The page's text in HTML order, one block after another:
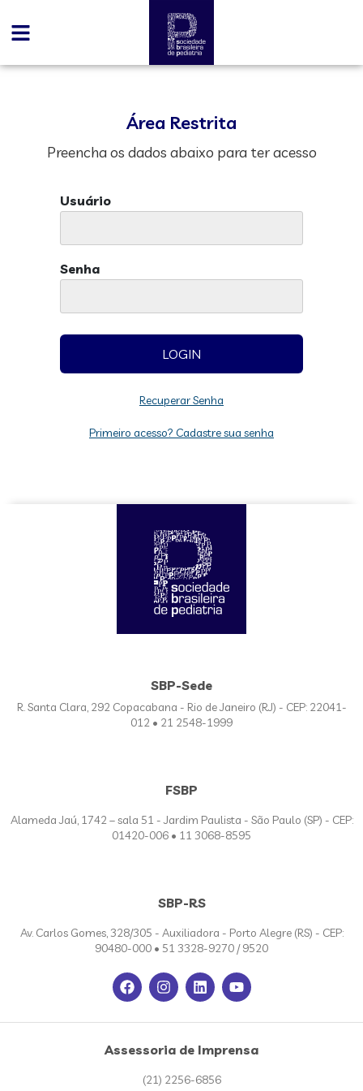
Área Restrita
Preencha os dados abaixo para ter acesso
Usuário
Senha
Recuperar Senha
Primeiro acesso? Cadastre sua senha
SBP-Sede
R. Santa Clara, 292 Copacabana - Rio de Janeiro (RJ) - CEP: 22041-
012 • 21 2548-1999
FSBP
Alameda Jaú, 1742 – sala 51 - Jardim Paulista - São Paulo (SP) - CEP:
01420-006 • 11 3068-8595
SBP-RS
Av. Carlos Gomes, 328/305 - Auxiliadora - Porto Alegre (RS) - CEP:
90480-000 • 51 3328-9270 / 9520
Assessoria de Imprensa
(21) 2256-6856